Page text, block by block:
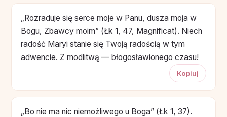
„Rozraduje się serce moje w Panu, dusza moja w
Bogu, Zbawcy moim” (Łk 1, 47, Magnificat). Niech
radość Maryi stanie się Twoją radością w tym
adwencie. Z modlitwą — błogosławionego czasu!
Kopiuj
„Bo nie ma nic niemożliwego u Boga” (Łk 1, 37).